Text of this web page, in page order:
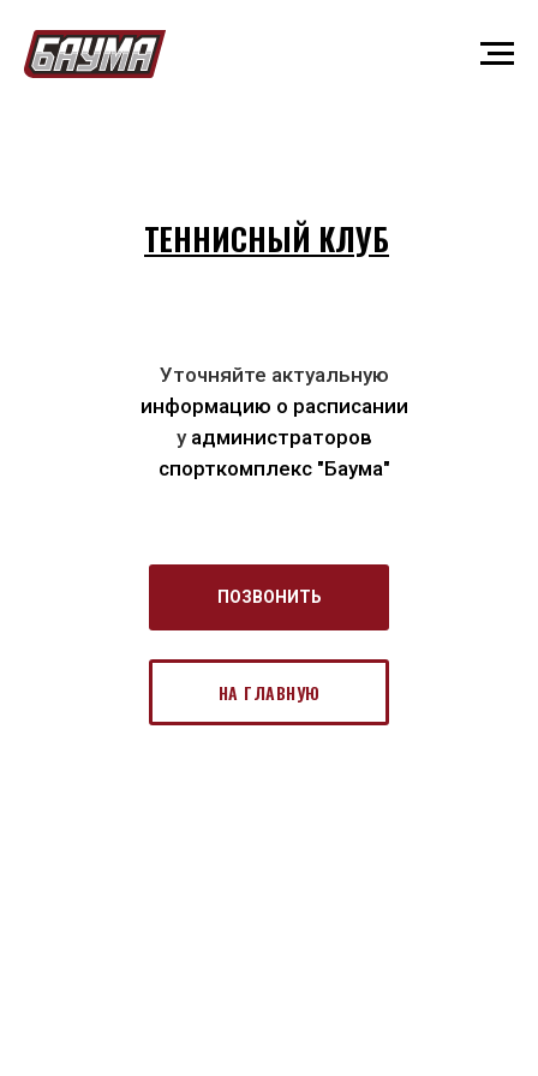
Уточняйте актуальную
информацию о расписании
уадминистраторов
спорткомплекс "Баума"
ПОЗВОНИТЬ
ТЕННИСНЫЙ КЛУБ
НА ГЛАВНУЮ